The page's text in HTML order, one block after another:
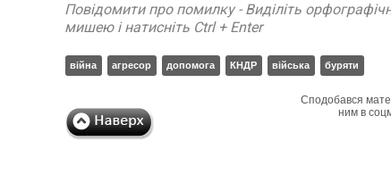
Повідомити про помилку - Виділіть
мишею і натисніть Ctrl + Enter
війна агресор допомога КНДР війська буряти
Сподобався
ним в